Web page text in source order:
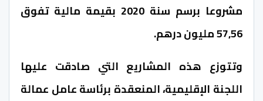
مشروعا برسم سنة 2020 بقيمة مالية تفوق
57,56 مليون درهم.
وتتوزع هذه المشاريع التي صادقت عليها
اللجنة الإقليمية، المنعقدة برئاسة عامل عمالة